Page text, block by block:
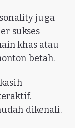
juga
sukses
khas atau
betah.
dikenali.